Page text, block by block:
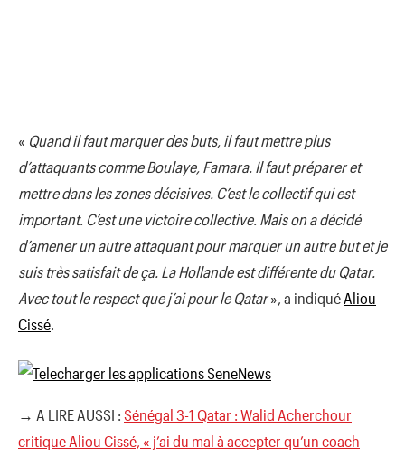
« Quand il faut marquer des buts, il faut mettre plus
d’attaquants comme Boulaye, Famara. Il faut préparer et
mettre dans les zones décisives. C’est le collectif qui est
important. C’est une victoire collective. Mais on a décidé
d’amener un autre attaquant pour marquer un autre but et je
suis très satisfait de ça. La Hollande est différente du Qatar.
Avec tout le respect que j’ai pour le Qatar», a indiqué Aliou
Cissé
→ A LIRE AUSSI : Sénégal 3-1 Qatar : Walid Acherchour
critique Aliou Cissé, « j’ai du mal à accepter qu’un coach